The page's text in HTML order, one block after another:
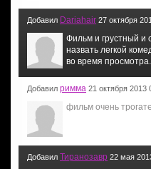
Добавил Dariahair 27 октября
Фильм и грустный и
назвать легкой
во время
Добавил римма 21 октября 2013
фильм очень
Добавил Тиранозавр 22 мая